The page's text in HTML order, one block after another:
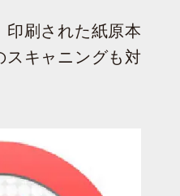
印刷された紙原本
スキャニングも対